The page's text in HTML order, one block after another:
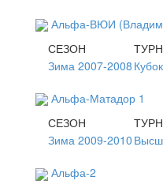
Альфа-ВЮИ
СЕЗОН
Зима 2007-2008
Альфа-Матадор 1
СЕЗОН
Зима 2009-2010
Альфа-2